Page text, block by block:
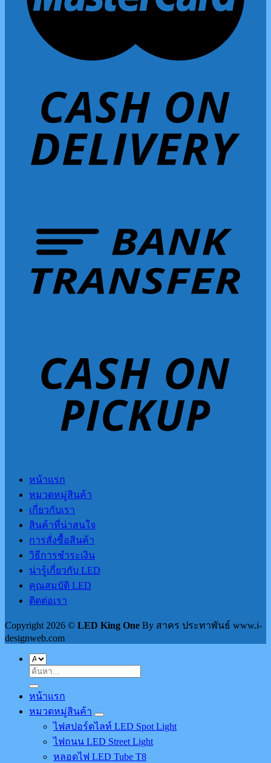
หน้าแรก
หมวดหมู่สินค้า
เกี่ยวกับเรา
สินค้าที่น่าสนใจ
การสั่งซื้อสินค้า
วิธีการชำระเงิน
น่ารู้เกี่ยวกับ LED
คุณสมบัติ LED
ติดต่อเรา
Copyright 2026 © LED King One By สาคร ประทาพันธ์ www.i-
designweb.com
ค้นหา:
หน้าแรก
หมวดหมู่สินค้า
ไฟสปอร์ตไลท์ LED Spot Light
ไฟถนน LED Street Light
หลอดไฟ LED Tube T8